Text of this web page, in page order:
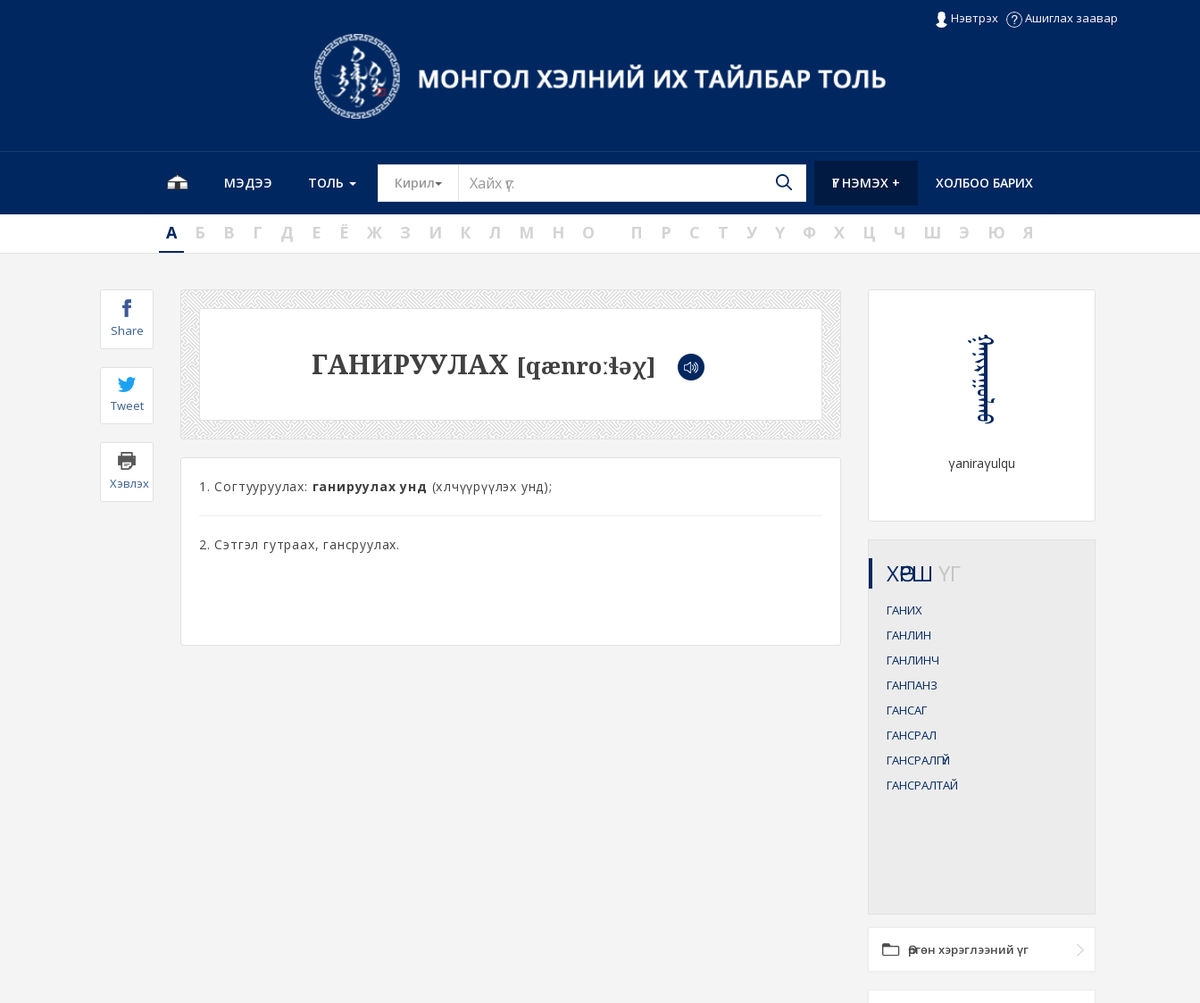
Нэвтрэх Ашиглах заавар
МЭДЭЭ ТОЛЬ Кирил Toggle Dropdown ХОЛБОО БАРИХ
ҮГ НЭМЭХ +
А Б В Г Д Е Ё Ж З И К Л М Н О П Р С Т У Ү Ф Х Ц Ч Ш Э Ю Я
Share
Tweet
Хэвлэх
ГАНИРУУЛАХ [qænroːɬəχ]
1. Согтууруулах: ганируулах унд (хөлчүүрүүлэх унд);
2. Сэтгэл гутраах, гансруулах.
ᠭᠠᠨᠢᠷᠠᠭᠤᠯᠬᠤ
γaniraγulqu
ХӨРШ ҮГ
ГАНИХ
ГАНЛИН
ГАНЛИНЧ
ГАНПАНЗ
ГАНСАГ
ГАНСРАЛ
ГАНСРАЛГҮЙ
ГАНСРАЛТАЙ
Өргөн хэрэглээний үг